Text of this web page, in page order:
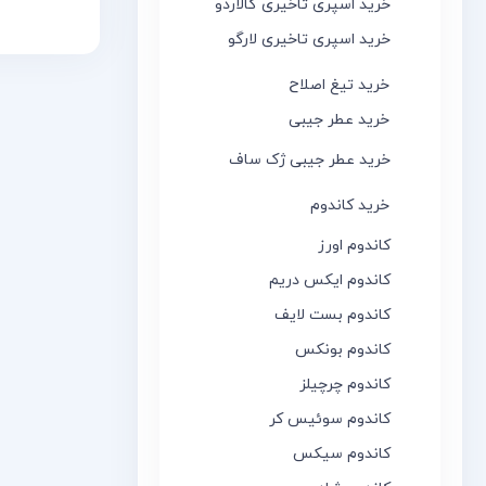
خرید اسپری تاخیری گالاردو
خرید اسپری تاخیری لارگو
خرید تیغ اصلاح
خرید عطر جیبی
خرید عطر جیبی ژک ساف
خرید کاندوم
کاندوم اورز
کاندوم ایکس دریم
کاندوم بست لایف
کاندوم بونکس
کاندوم چرچیلز
کاندوم سوئیس کر
کاندوم سیکس